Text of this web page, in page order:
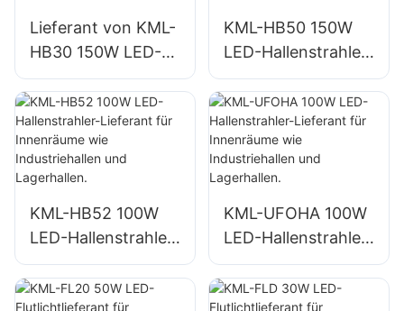
Lieferant von KML-
HB30 150W LED-
Industrie- und
Bergbauleuchten
für Innenräume wie
Turnhallen und
Lagerhallen.
KML-HB50 150W
LED-Hallenstrahler-
Lieferant für
Innenräume wie
Reparaturwerkstätt
en und Lagerhallen.
KML-HB52 100W
LED-Hallenstrahler-
Lieferant für
Innenräume wie
KML-UFOHA 100W
LED-Hallenstrahler-
Lieferant für
Innenräume wie